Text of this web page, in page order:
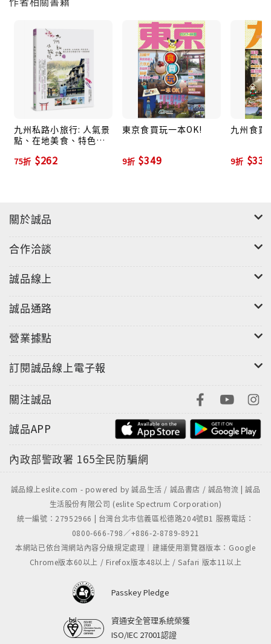
九州私路小旅行: 人氣景
點、在地美食、特色溫
程X深度漫遊
75折 $262
東京食買玩一本OK!
9折 $349
九州食買
9折 $331
關於誠品
合作洽談
誠品線上
誠品通路
營業據點
訂閱誠品線上電子報
關注誠品
誠品APP
內政部警政署 165全民防騙網
誠品線上eslite.com - powered by 誠品生活 / 誠品書店 / 誠品物流 | 誠品
生活股份有限公司 (eslite Spectrum Corporation)
統一編號：27952966 | 台灣台北市信義區松德路204號B1 服務電話：
0800-666-798／+886-2-8789-8921
本網站已依台灣網站內容分級規定處理｜建議使用瀏覽器版本：Google
Chrome版本60以上 / Firefox版本48以上 / Safari 版本11以上
Passkey Pledge
資通安全管理系統榮獲
ISO/IEC 27001認證